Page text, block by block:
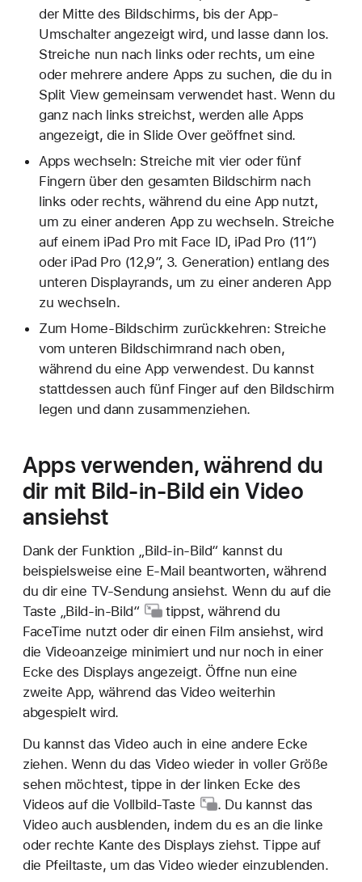
der Mitte des Bildschirms, bis der App-
Umschalter angezeigt wird, und lasse dann los.
Streiche nun nach links oder rechts, um eine
oder mehrere andere Apps zu suchen, die du in
Split View gemeinsam verwendet hast. Wenn du
ganz nach links streichst, werden alle Apps
angezeigt, die in Slide Over geöffnet sind.
Apps wechseln: Streiche mit vier oder fünf
Fingern über den gesamten Bildschirm nach
links oder rechts, während du eine App nutzt,
um zu einer anderen App zu wechseln. Streiche
auf einem iPad Pro mit Face ID, iPad Pro (11″)
oder iPad Pro (12,9″, 3. Generation) entlang des
unteren Displayrands, um zu einer anderen App
zu wechseln.
Zum Home-Bildschirm zurückkehren: Streiche
vom unteren Bildschirmrand nach oben,
während du eine App verwendest. Du kannst
stattdessen auch fünf Finger auf den Bildschirm
legen und dann zusammenziehen.
Apps verwenden, während du
dir mit Bild-in-Bild ein Video
ansiehst
Dank der Funktion „Bild-in-Bild“ kannst du
beispielsweise eine E-Mail beantworten, während
du dir eine TV-Sendung ansiehst. Wenn du auf die
Taste „Bild-in-Bild“
tippst, während du
FaceTime nutzt oder dir einen Film ansiehst, wird
die Videoanzeige minimiert und nur noch in einer
Ecke des Displays angezeigt. Öffne nun eine
zweite App, während das Video weiterhin
abgespielt wird.
Du kannst das Video auch in eine andere Ecke
ziehen. Wenn du das Video wieder in voller Größe
sehen möchtest, tippe in der linken Ecke des
Videos auf dieVollbild-Taste
. Du kannst das
Video auch ausblenden, indem du es an die linke
oder rechte Kante des Displays ziehst. Tippe auf
die Pfeiltaste, um das Video wieder einzublenden.